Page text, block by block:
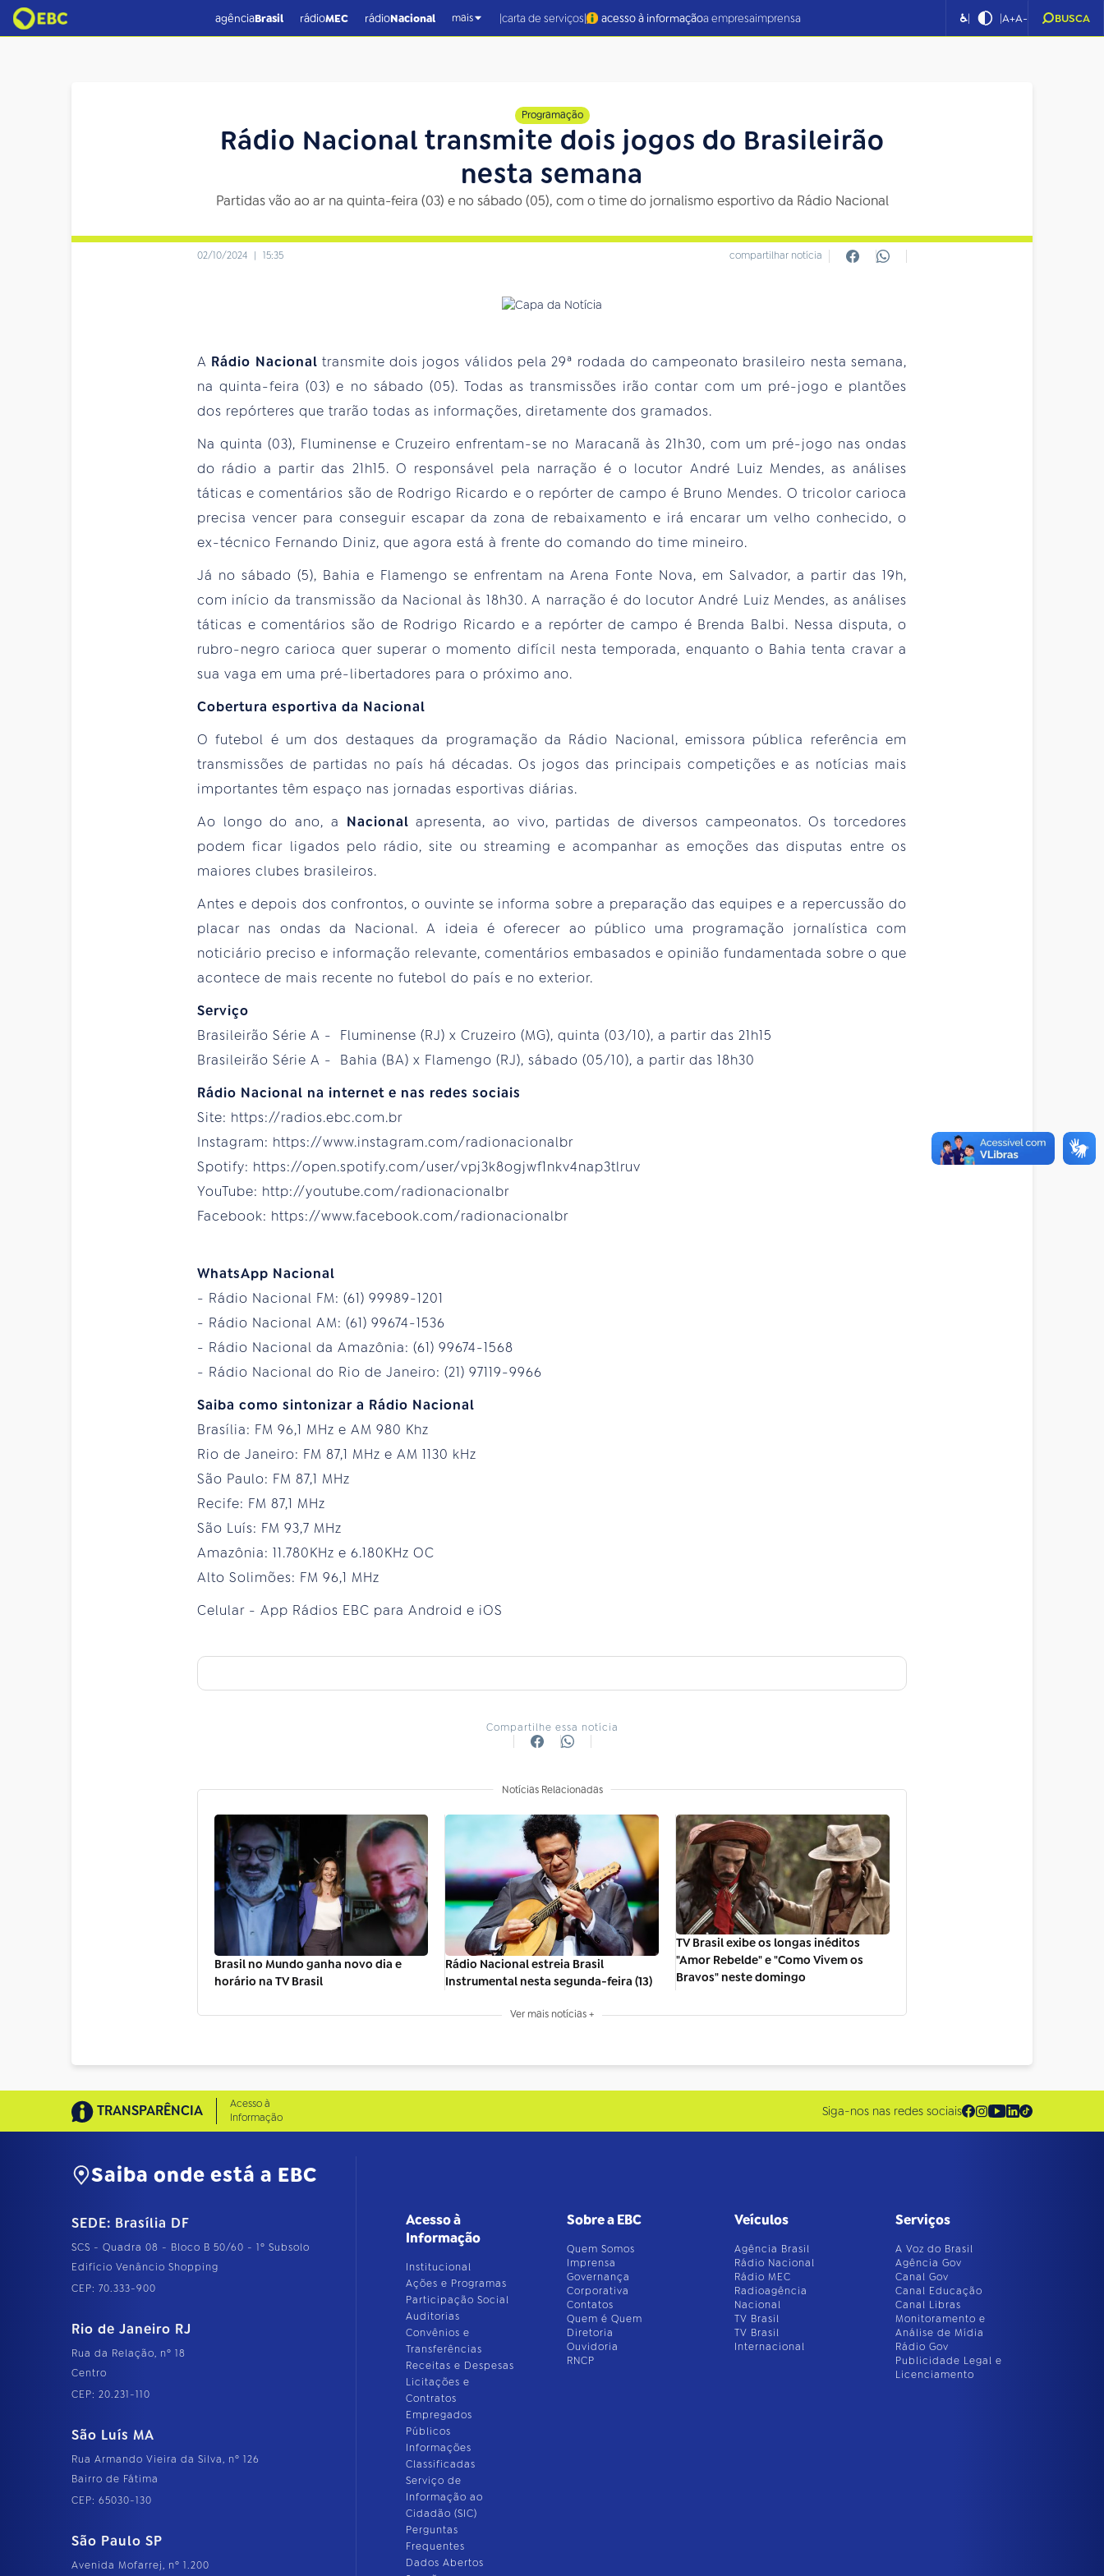
agênciaBrasil rádioMEC rádioNacional mais |carta de serviços| acesso à informaçãoa empresaimprensa ♿| |A+A- BUSCA
Programação
Rádio Nacional transmite dois jogos do Brasileirão
nesta semana
Partidas vão ao ar na quinta-feira (03) e no sábado (05), com o time do jornalismo esportivo da Rádio Nacional
02/10/2024 | 15:35 compartilhar notícia
A Rádio Nacional transmite dois jogos válidos pela 29ª rodada do campeonato brasileiro nesta semana,
na quinta-feira (03) e no sábado (05). Todas as transmissões irão contar com um pré-jogo e plantões
dos repórteres que trarão todas as informações, diretamente dos gramados.
Na quinta (03), Fluminense e Cruzeiro enfrentam-se no Maracanã às 21h30, com um pré-jogo nas ondas
do rádio a partir das 21h15. O responsável pela narração é o locutor André Luiz Mendes, as análises
táticas e comentários são de Rodrigo Ricardo e o repórter de campo é Bruno Mendes. O tricolor carioca
precisa vencer para conseguir escapar da zona de rebaixamento e irá encarar um velho conhecido, o
ex-técnico Fernando Diniz, que agora está à frente do comando do time mineiro.
Já no sábado (5), Bahia e Flamengo se enfrentam na Arena Fonte Nova, em Salvador, a partir das 19h,
com início da transmissão da Nacional às 18h30. A narração é do locutor André Luiz Mendes, as análises
táticas e comentários são de Rodrigo Ricardo e a repórter de campo é Brenda Balbi. Nessa disputa, o
rubro-negro carioca quer superar o momento difícil nesta temporada, enquanto o Bahia tenta cravar a
sua vaga em uma pré-libertadores para o próximo ano.
Cobertura esportiva da Nacional
O futebol é um dos destaques da programação da Rádio Nacional, emissora pública referência em
transmissões de partidas no país há décadas. Os jogos das principais competições e as notícias mais
importantes têm espaço nas jornadas esportivas diárias.
Ao longo do ano, a Nacional apresenta, ao vivo, partidas de diversos campeonatos. Os torcedores
podem ficar ligados pelo rádio, site ou streaming e acompanhar as emoções das disputas entre os
maiores clubes brasileiros.
Antes e depois dos confrontos, o ouvinte se informa sobre a preparação das equipes e a repercussão do
placar nas ondas da Nacional. A ideia é oferecer ao público uma programação jornalística com
noticiário preciso e informação relevante, comentários embasados e opinião fundamentada sobre o que
acontece de mais recente no futebol do país e no exterior.
Serviço
Brasileirão Série A - Fluminense (RJ) x Cruzeiro (MG), quinta (03/10), a partir das 21h15
Brasileirão Série A - Bahia (BA) x Flamengo (RJ), sábado (05/10), a partir das 18h30
Rádio Nacional na internet e nas redes sociais
Site: https://radios.ebc.com.br
Instagram: https://www.instagram.com/radionacionalbr
Spotify: https://open.spotify.com/user/vpj3k8ogjwf1nkv4nap3tlruv
YouTube: http://youtube.com/radionacionalbr
Facebook: https://www.facebook.com/radionacionalbr
WhatsApp Nacional
- Rádio Nacional FM: (61) 99989-1201
- Rádio Nacional AM: (61) 99674-1536
- Rádio Nacional da Amazônia: (61) 99674-1568
- Rádio Nacional do Rio de Janeiro: (21) 97119-9966
Saiba como sintonizar a Rádio Nacional
Brasília: FM 96,1 MHz e AM 980 Khz
Rio de Janeiro: FM 87,1 MHz e AM 1130 kHz
São Paulo: FM 87,1 MHz
Recife: FM 87,1 MHz
São Luís: FM 93,7 MHz
Amazônia: 11.780KHz e 6.180KHz OC
Alto Solimões: FM 96,1 MHz
Celular - App Rádios EBC para Android e iOS
Compartilhe essa notícia
Notícias Relacionadas
Brasil no Mundo ganha novo dia e
horário na TV Brasil
Rádio Nacional estreia Brasil
Instrumental nesta segunda-feira (13)
TV Brasil exibe os longas inéditos
"Amor Rebelde" e "Como Vivem os
Bravos" neste domingo
Ver mais notícias +
TRANSPARÊNCIA
Acesso à
Informação
Siga-nos nas redes sociais
Saiba onde está a EBC
SEDE: Brasília DF
SCS - Quadra 08 - Bloco B 50/60 - 1º Subsolo
Edifício Venâncio Shopping
CEP: 70.333-900
Rio de Janeiro RJ
Rua da Relação, nº 18
Centro
CEP: 20.231-110
São Luís MA
Rua Armando Vieira da Silva, nº 126
Bairro de Fátima
CEP: 65030-130
São Paulo SP
Avenida Mofarrej, nº 1.200
Acesso à
Informação
Institucional
Ações e Programas
Participação Social
Auditorias
Convênios e
Transferências
Receitas e Despesas
Licitações e
Contratos
Empregados
Públicos
Informações
Classificadas
Serviço de
Informação ao
Cidadão (SIC)
Perguntas
Frequentes
Dados Abertos
Sobre a EBC
Quem Somos
Imprensa
Governança
Corporativa
Contatos
Quem é Quem
Diretoria
Ouvidoria
RNCP
Veículos
Agência Brasil
Rádio Nacional
Rádio MEC
Radioagência
Nacional
TV Brasil
TV Brasil
Internacional
Serviços
A Voz do Brasil
Agência Gov
Canal Gov
Canal Educação
Canal Libras
Monitoramento e
Análise de Mídia
Rádio Gov
Publicidade Legal e
Licenciamento